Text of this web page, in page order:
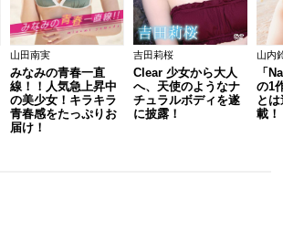
山田南実
みなみの青春一直
線！！人気急上昇中
の美少女！キラキラ
青春感をたっぷりお
届け！
吉田莉桜
Clear 少女から大人
へ、天使のようなナ
チュラルボディを遂
に披露！
山内
「
の1
と
載！